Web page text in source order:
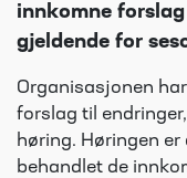
innkomne
gjeldende for
Organisasjonen
forslag til
høring. Høringen
behandlet de